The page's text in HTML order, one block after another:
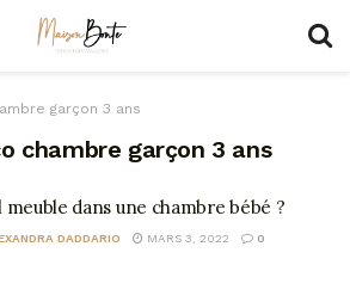
garçon 3 ans
chambre garçon 3 ans
meuble dans une chambre bébé ?
DADDARIO MARS 3, 2022 0